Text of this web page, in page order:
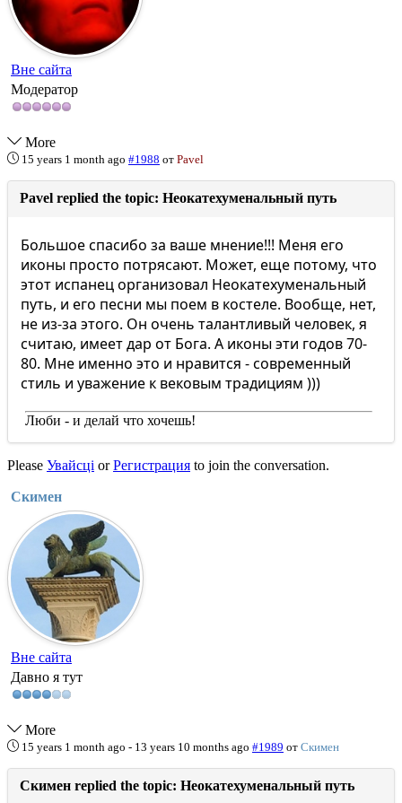
Вне сайта
Модератор
More
15 years 1 month ago #1988 от Pavel
Pavel replied the topic: Неокатехуменальный путь
Большое спасибо за ваше мнение!!! Меня его
иконы просто потрясают. Может, еще потому, что
этот испанец организовал Неокатехуменальный
путь, и его песни мы поем в костеле. Вообще, нет,
не из-за этого. Он очень талантливый человек, я
считаю, имеет дар от Бога. А иконы эти годов 70-
80. Мне именно это и нравится - современный
стиль и уважение к вековым традициям )))
Люби - и делай что хочешь!
Please Увайсці orРегистрация to join the conversation.
Скимен
Вне сайта
Давно я тут
More
15 years 1 month ago - 13 years 10 months ago #1989 от Скимен
Скимен replied the topic: Неокатехуменальный путь